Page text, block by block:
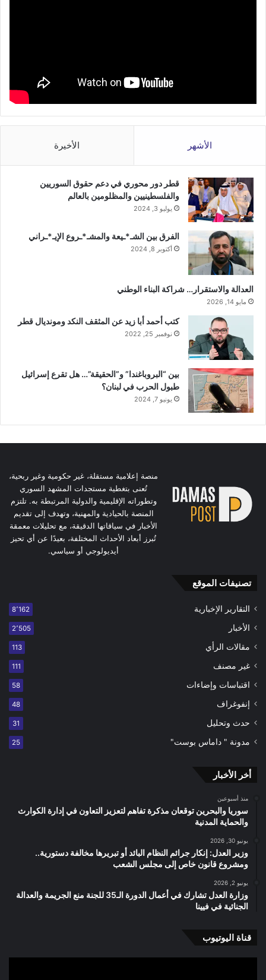
الأشهر الأخيرة
قطر دور محوري في دعم حقوق السوريين
والفلسطينيين والمظلومين بالعالم
يوليو 3, 2024
الفرق بين الشـ*ـيعة والمشـ*ـروع الإيـ*ـراني
أكتوبر 8, 2024
العدالة والاستقرار… شراكة البناء الوطني
مايو 14, 2026
كتب أحمد أبا زيد عن المثقف النكد ومونديال قطر
نوفمبر 25, 2022
بين “البروباغندا” و”الحقيقة”… هل تقرع إسرائيل
طبول الحرب في لبنان؟
يونيو 7, 2024
منصة إعلامية مستقلة، غير حكومية وغير ربحية،
تُعنى بتغطية مستجدات المشهد السوري
وتطوراته الإقليمية والدولية المرتبطة به. تلتزم
المنصة بالحيادية والمهنية، وتهدف إلى تقديم
الأخبار في سياقاتها الدقيقة، مع تحليلات معمقة
تُبرز أبعاد الأحداث المختلفة، بعيدًا عن أي تحيز
أيديولوجي أو سياسي.
تصنيفات الموقع
التقارير الإخبارية 8٬162
الأخبار 2٬505
مقالات الرأي 113
غير مصنف 111
اقتباسات وإضاءات 58
إنفوغراف 48
حدث وتحليل 31
مدونة " داماس بوست" 25
أخر الأخبار
منذ أسبوعين
سوريا والبحرين توقعان مذكرة تفاهم لتعزيز التعاون في إدارة الكوارث
والحماية المدنية
يونيو 30, 2026
وزير العدل: إنكار جرائم النظام البائد أو تبريرها مخالفة دستورية..
ومشروع قانون خاص إلى مجلس الشعب
يونيو 2, 2026
وزارة العدل تشارك في أعمال الدورة الـ35 للجنة منع الجريمة والعدالة
الجنائية في فيينا
قناة اليوتيوب